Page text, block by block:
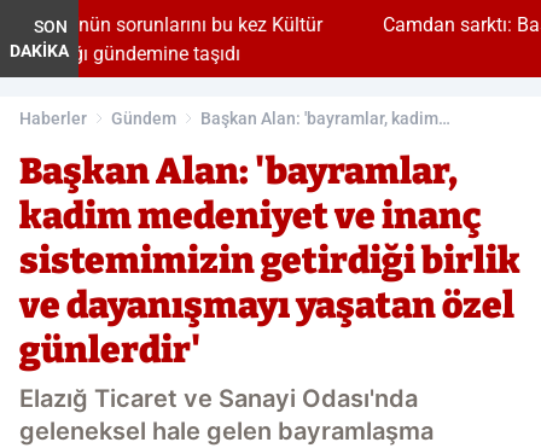
SON
DAKİKA
bu kez Kültür
Camdan sarktı: Baş aşağı asılı kaldı
Haberler Gündem
Başkan Alan: 'bayramlar, kadim
birlik ve dayanışmayı yaşatan özel
günlerdir'
Başkan Alan: 'bayramlar,
kadim medeniyet ve inanç
sistemimizin getirdiği birlik
ve dayanışmayı yaşatan özel
günlerdir'
Elazığ Ticaret ve Sanayi Odası'nda
geleneksel hale gelen bayramlaşma